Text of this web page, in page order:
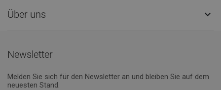
Über uns 
Newsletter
Melden Sie sich für den Newsletter an und bleiben Sie auf dem
neuesten Stand.